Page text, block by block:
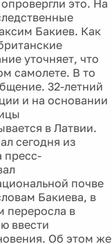
это. На
Бакиев. Как
уточняет, что
самолете. В то
32-летний
и на основании
в Латвии.
сегодня из
пресс-
почве
Бакиева, в
переросла в
ввести
Об этом же